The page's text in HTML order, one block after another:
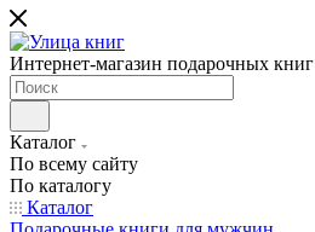
Интернет-магазин подарочных книг
Каталог
По всему сайту
По каталогу
Каталог